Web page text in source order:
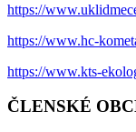
https://
https://www.hc-
https://www.kts-
ČLENSKÉ